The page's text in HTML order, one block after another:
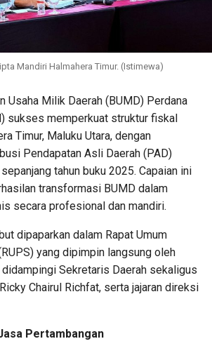
Mandiri Halmahera Timur. (Istimewa)
Usaha Milik Daerah (BUMD) Perdana
sukses memperkuat struktur fiskal
Timur, Maluku Utara, dengan
Pendapatan Asli Daerah (PAD)
tahun buku 2025. Capaian ini
transformasi BUMD dalam
secara profesional dan mandiri.
dipaparkan dalam Rapat Umum
yang dipimpin langsung oleh
didampingi Sekretaris Daerah sekaligus
Chairul Richfat, serta jajaran direksi
Pertambangan